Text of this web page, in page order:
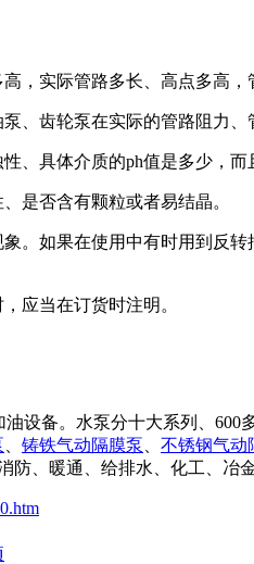
，实际管路多长、高点多高，
、齿轮泵在实际的管路阻力、
、具体介质的ph值是多少，
是否含有颗粒或者易结晶。
。如果在使用中有时用到反
应当在订货时注明。
设备。水泵分十大系列、
铸铁气动隔膜泵 不锈钢气动
防、暖通、给排水、化工、冶